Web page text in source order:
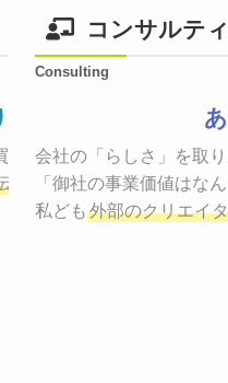
るために、適切な方法を
たくなる状態をつくる
に効果検証までの一連のプ
コンサルテ
Consulting
会社の「らしさ」を取り
「御社の事業価値はな
私ども 外部のクリエイ